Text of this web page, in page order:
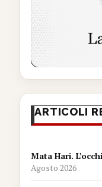
ARTICOLI
Mata Hari.
Agosto 2026